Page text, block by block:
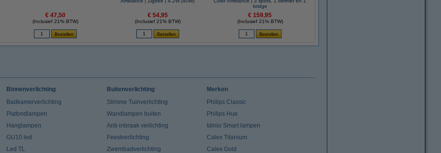
€ 47,50
(Inclusief 21% BTW)
€ 54,95
(Inclusief 21% BTW)
bridge
€ 159,95
(Inclusief 21% BTW)
Binnenverlichting
Badkamerverlichting
Plafondlampen
Hanglampen
GU10 led
Led TL
Buitenverlichting
Slimme Tuinverlichting
Wandlampen buiten
Anti-inbraak verlichting
Feestverlichting
Zwembadverlichting
Merken
Philips Classic
Philips Hue
Idinio Smart lampen
Calex Titanium
Calex Gold